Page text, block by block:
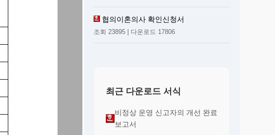
협의이혼의사 확인신청서
조회 23895 | 다운로드 17806
최근 다운로드 서식
비정상 운영 신고자의 개선 완료
보고서